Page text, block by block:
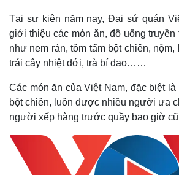
Tại sự kiện năm nay, Đại sứ quán
giới thiệu các món ăn, đồ uống truyền
như nem rán, tôm tẩm bột chiên, nộm,
trái cây nhiệt đới, trà bí đao……
Các món ăn của Việt Nam, đặc biệt là
bột chiên, luôn được nhiều người ưa
người xếp hàng trước quầy bao giờ